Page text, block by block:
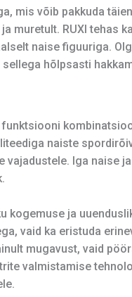
mis võib pakkuda
muretult. RUXI tehas
naise figuuriga.
hõlpsasti
naiste
Iga naise
kogemuse ja
vaid ka eristuda
mugavust, vaid
valmistamise